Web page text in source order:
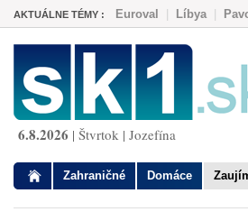
AKTUÁLNE TÉMY : Euroval Líbya|
6.8.2026 | Štvrtok | Jozefína
Zahraničné Domáce